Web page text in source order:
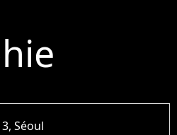
Séoul